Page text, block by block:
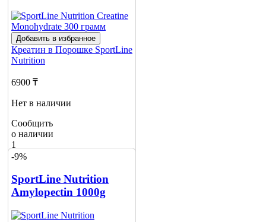
Добавить в избранное
Креатин в Порошке SportLine
Nutrition
6900 ₸
Нет в наличии
Сообщить
о наличии
1
-9%
SportLine Nutrition
Amylopectin 1000g